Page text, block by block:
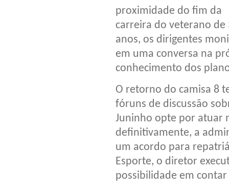
proximidade do fim da
carreira do veterano de
anos, os dirigentes
em uma conversa na
conhecimento dos
O retorno do camisa 8
fóruns de discussão
Juninho opte por atuar
definitivamente, a
um acordo para
Esporte, o diretor
possibilidade em